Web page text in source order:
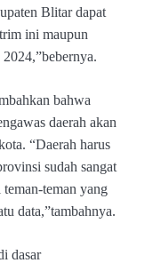
Blitar dapat
ini maupun
bahwa
daerah akan
“Daerah harus
sudah sangat
teman yang
data,”tambahnya.
dasar